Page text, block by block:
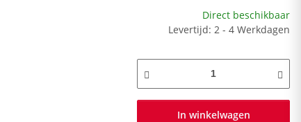
Direct beschikbaar
Levertijd: 2 - 4 Werkdagen
In winkelwagen